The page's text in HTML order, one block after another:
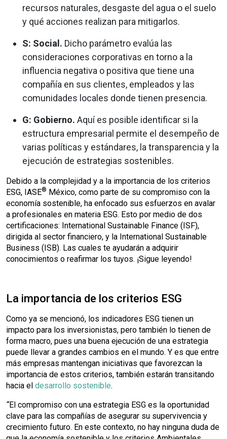
recursos naturales, desgaste del agua o el suelo
y qué acciones realizan para mitigarlos.
S: Social. Dicho parámetro evalúa las
consideraciones corporativas en torno a la
influencia negativa o positiva que tiene una
compañía en sus clientes, empleados y las
comunidades locales donde tienen presencia.
G: Gobierno. Aquí es posible identificar si la
estructura empresarial permite el desempeño de
varias políticas y estándares, la transparencia y la
ejecución de estrategias sostenibles.
Debido a la complejidad y a la importancia de los criterios
ESG, IASE® México, como parte de su compromiso con la
economía sostenible, ha enfocado sus esfuerzos en avalar
a profesionales en materia ESG. Esto por medio de dos
certificaciones: International Sustainable Finance (ISF),
dirigida al sector financiero, y la International Sustainable
Business (ISB). Las cuales te ayudarán a adquirir
conocimientos o reafirmar los tuyos. ¡Sigue leyendo!
La importancia de los criterios ESG
Como ya se mencionó, los indicadores ESG tienen un
impacto para los inversionistas, pero también lo tienen de
forma macro, pues una buena ejecución de una estrategia
puede llevar a grandes cambios en el mundo. Y es que entre
más empresas mantengan iniciativas que favorezcan la
importancia de estos criterios, también estarán transitando
hacia el desarrollo sostenible.
“El compromiso con una estrategia ESG es la oportunidad
clave para las compañías de asegurar su supervivencia y
crecimiento futuro. En este contexto, no hay ninguna duda de